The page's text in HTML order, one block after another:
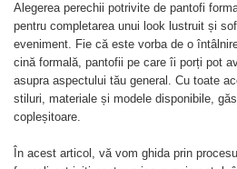
CIZME
PALARII
BOTINE SI GHETE
BOCANCI
CASUAL
ELEGANT
OFFICE
CIZME
Alegerea perechii potrivite de pantofi
pentru completarea unui look lustruit și
eveniment. Fie că este vorba de o
cină formală, pantofii pe care îi porți pot
asupra aspectului tău general. Cu toate
stiluri, materiale și modele disponibile,
copleșitoare.
În acest articol, vă vom ghida prin